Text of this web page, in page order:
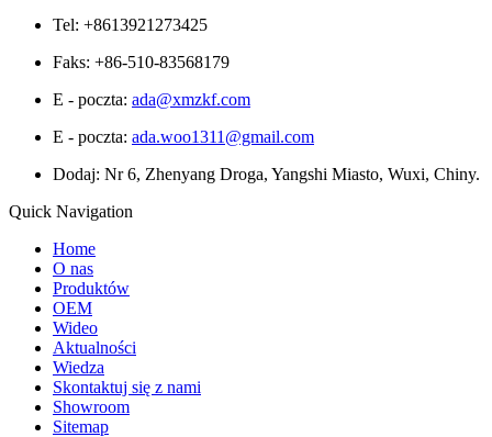
Tel: +8613921273425
Faks: +86-510-83568179
E - poczta: ada@xmzkf.com
E - poczta: ada.woo1311@gmail.com
Dodaj: Nr 6, Zhenyang Droga, Yangshi Miasto, Wuxi, Chiny.
Quick Navigation
Home
O nas
Produktów
OEM
Wideo
Aktualności
Wiedza
Skontaktuj się z nami
Showroom
Sitemap